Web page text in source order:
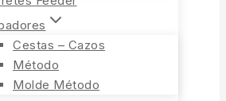
Cestas – Cazos
Método
Molde Método